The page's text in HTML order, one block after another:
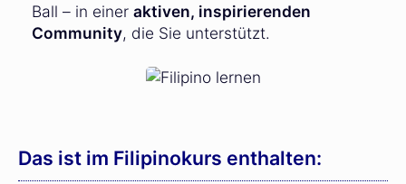
Ball – in einer aktiven, inspirierenden
Community, die Sie unterstützt.
Das ist im Filipinokurs enthalten: